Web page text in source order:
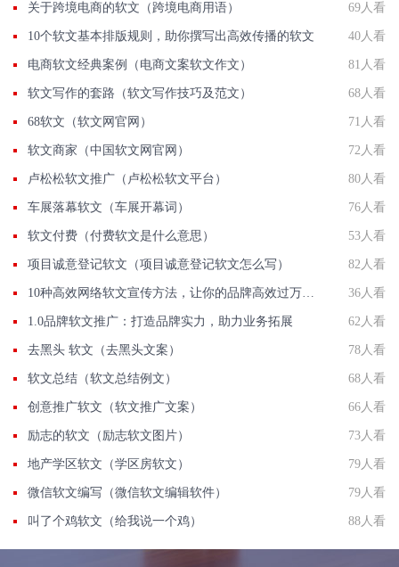
关于跨境电商的软文（跨境电商用语） 69人看
10个软文基本排版规则，助你撰写出高效传播的软文 40人看
电商软文经典案例（电商文案软文作文） 81人看
软文写作的套路（软文写作技巧及范文） 68人看
68软文（软文网官网） 71人看
软文商家（中国软文网官网） 72人看
卢松松软文推广（卢松松软文平台） 80人看
车展落幕软文（车展开幕词） 76人看
软文付费（付费软文是什么意思） 53人看
项目诚意登记软文（项目诚意登记软文怎么写） 82人看
10种高效网络软文宣传方法，让你的品牌高效过万人传播！ 36人看
1.0品牌软文推广：打造品牌实力，助力业务拓展 62人看
去黑头 软文（去黑头文案） 78人看
软文总结（软文总结例文） 68人看
创意推广软文（软文推广文案） 66人看
励志的软文（励志软文图片） 73人看
地产学区软文（学区房软文） 79人看
微信软文编写（微信软文编辑软件） 79人看
叫了个鸡软文（给我说一个鸡） 88人看